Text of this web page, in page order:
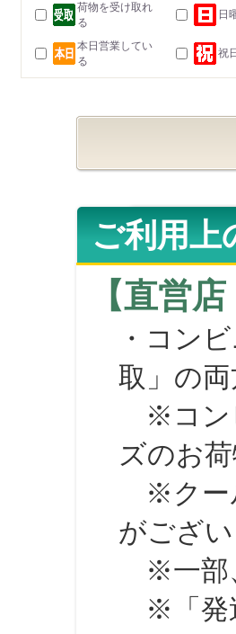
荷物を受け取れ
る
日
本日営業してい
る
祝
ご利用上
【直営
・コンビ
取」の
※コンビ
ズのお
※クール
がござい
※一部、
※「発送